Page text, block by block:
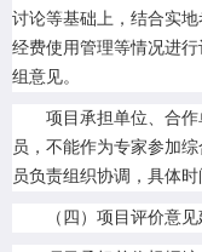
讨论等基础上，结合实
经费使用管理等情况进
组意见。
项目承担单位、合
员，不能作为专家参加
员负责组织协调，具体
（四）项目评价意